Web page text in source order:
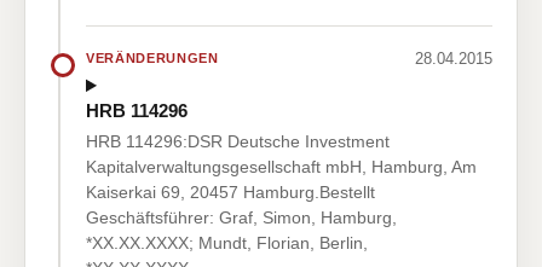
VERÄNDERUNGEN 28.04.2015
HRB 114296
HRB 114296:DSR Deutsche Investment
Kapitalverwaltungsgesellschaft mbH, Hamburg, Am
Kaiserkai 69, 20457 Hamburg.Bestellt
Geschäftsführer: Graf, Simon, Hamburg,
*XX.XX.XXXX; Mundt, Florian, Berlin,